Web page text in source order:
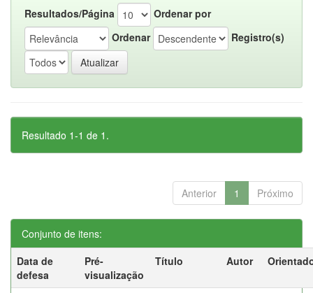
Resultados/Página
Ordenar por
Ordenar
Registro(s)
Resultado 1-1 de 1.
Anterior 1 Próximo
Conjunto de itens:
Data de
defesa
Pré-
visualização
Título Autor